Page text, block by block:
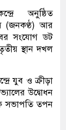
অনুষ্ঠিত
(জনকণ্ঠ) আর
সংযোগ ডট
স্থান দখল
যুব ও ক্রীড়া
উদ্বোধন
সভাপতি তপন